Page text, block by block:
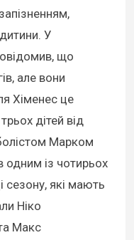
У
що
але вони
Хіменес це
дітей від
Марком
із чотирьох
сезону, які мають
Ніко
Макс